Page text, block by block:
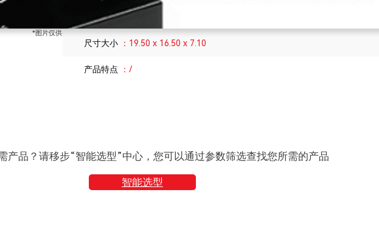
*图片仅供参考，具体参数请以实物/技术规格书为准
封装形式
尺寸大小 19.50 x 16.50 x 7.10
产品特点 /
产品？请移步“智能选型”中心，您可以通过参数筛选查找您所需的产品
智能选型